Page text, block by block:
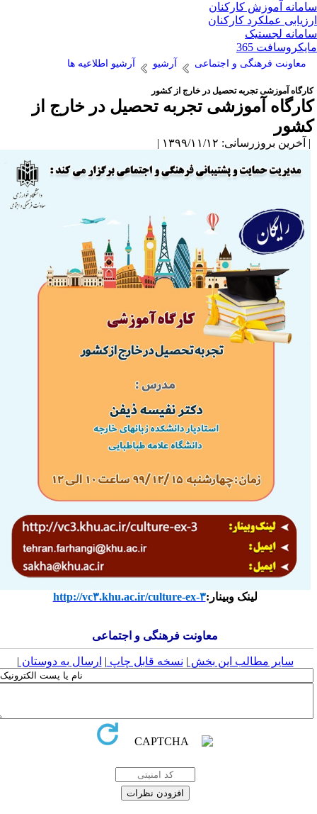
آموزش کارکنان
عملکرد کارکنان
لجستیک
365
معاونت فرهنگی و اجتماعی آرشیو آرشیو اطلاعیه ها
آموزشی تجربه تحصیل در خارج از کشور
آموزشی تجربه تحصیل در خارج از
بروزرسانی: ۱۳۹۹/۱۱/۱۲ |
لینک وبینار: http://vc۳.khu.ac.ir/culture-ex-۳
معاونت فرهنگی و اجتماعی
سایر مطالب این بخش | نسخه قابل چاپ| ارسال به دوستان|